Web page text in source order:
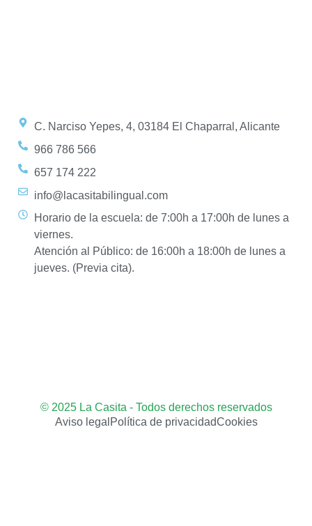
C. Narciso Yepes, 4, 03184 El Chaparral, Alicante
966 786 566
657 174 222
info@lacasitabilingual.com
Horario de la escuela: de 7:00h a 17:00h de lunes a
viernes.
Atención al Público: de 16:00h a 18:00h de lunes a
jueves. (Previa cita).
© 2025 La Casita - Todos derechos reservados
Aviso legal Política de privacidadCookies